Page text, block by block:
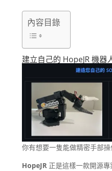
內容目錄
建立自己的 HopeJR 機器
你有想要一隻能做精密手部
HopeJR正是這樣一款開源專